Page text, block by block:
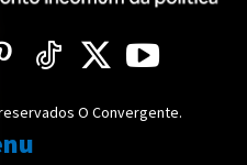
O Convergente.